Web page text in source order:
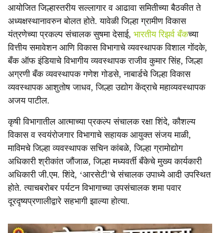
आयोजित जिल्हास्तरीय सल्लागार व आढावा समितीच्या बैठकीत ते
अध्यक्षस्थानावरुन बोलत होते. यावेळी जिल्हा ग्रामीण विकास
यंत्रणेच्या प्रकल्प संचालक सुषमा देसाई, भारतीय रिझर्व बँकच्या
वित्तीय समावेशन आणि विकास विभागाचे व्यवस्थापक विशाल गोंदके,
बँक ऑफ इंडियाचे विभागीय व्यवस्थापक राजीव कुमार सिंह, जिल्हा
अग्रणी बँक व्यवस्थापक गणेश गोडसे, नाबार्डचे जिल्हा विकास
व्यवस्थापक आशुतोष जाधव, जिल्हा उद्योग केंद्राचे महाव्यवस्थापक
अजय पाटील.
कृषी विभागातील आत्माच्या प्रकल्प संचालक रक्षा शिंदे, कौशल्य
विकास व स्वयंरोजगार विभागाचे सहायक आयुक्त संजय माळी,
माविमचे जिल्हा व्यवस्थापक सचिन कांबळे, जिल्हा ग्रामोद्योग
अधिकारी श्रीकांत जौंजाळ, जिल्हा मध्यवर्ती बँकेचे मुख्य कार्यकारी
अधिकारी जी.एम. शिंदे, ‘आरसेटी’चे संचालक उपाध्ये आदी उपस्थित
होते. त्याचबरोबर पर्यटन विभागाच्या उपसंचालक शमा पवार
दूरदृष्यप्रणालीद्वारे सहभागी झाल्या होत्या.